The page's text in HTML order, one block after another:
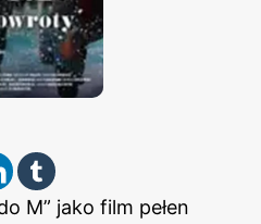
M” jako film pełen